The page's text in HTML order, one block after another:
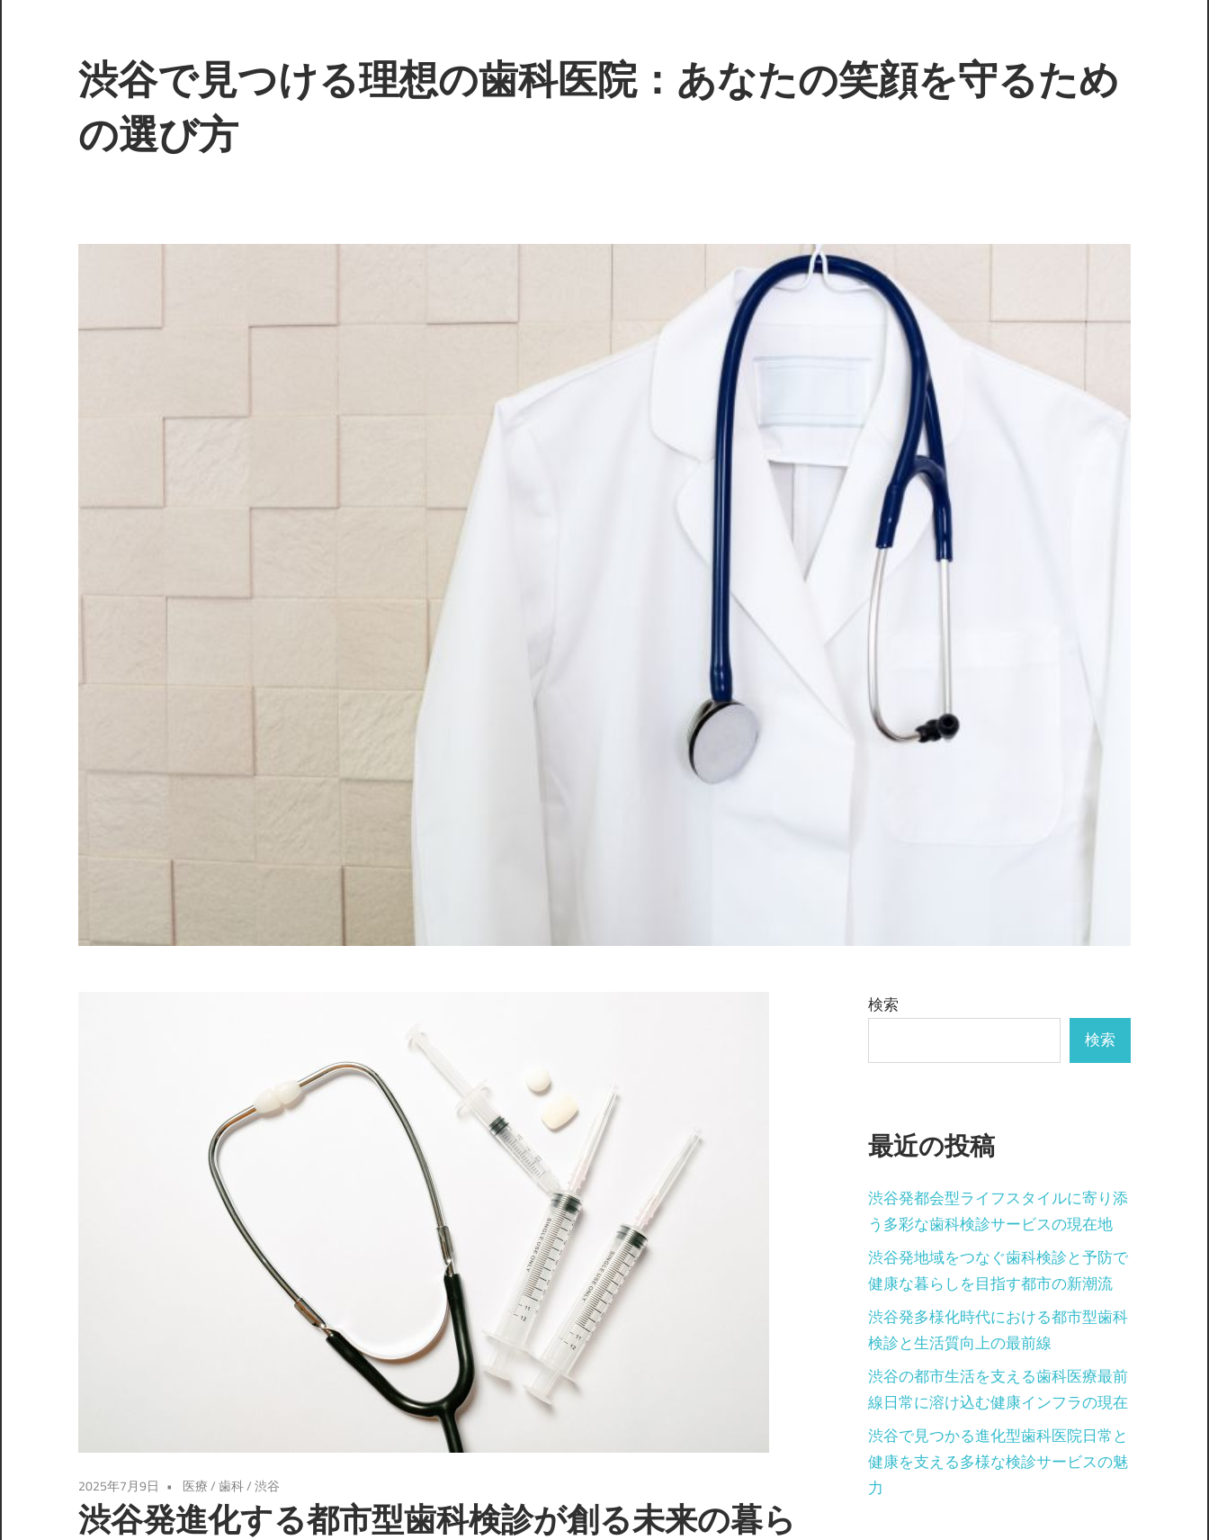
テ
ン
へ
プ
渋谷で見つける理想の歯科医院：あなたの笑顔を守るため
の選び方
私
す。
の
来
2025年7月9日 医療/歯科/渋谷
渋谷発進化する都市型歯科検診が創る未来の暮ら
検索
検索
最近の投稿
渋谷発都会型ライフスタイルに寄り添
う多彩な歯科検診サービスの現在地
渋谷発地域をつなぐ歯科検診と予防で
健康な暮らしを目指す都市の新潮流
渋谷発多様化時代における都市型歯科
検診と生活質向上の最前線
渋谷の都市生活を支える歯科医療最前
線日常に溶け込む健康インフラの現在
渋谷で見つかる進化型歯科医院日常と
健康を支える多様な検診サービスの魅
力